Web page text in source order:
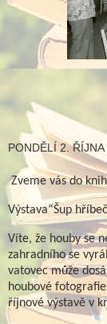
PONDĚLÍ 2.
Zveme vás do
Výstava“Šup
Víte, že houby se
zahradního se
vatovec může
houbové
říjnové výstavě v